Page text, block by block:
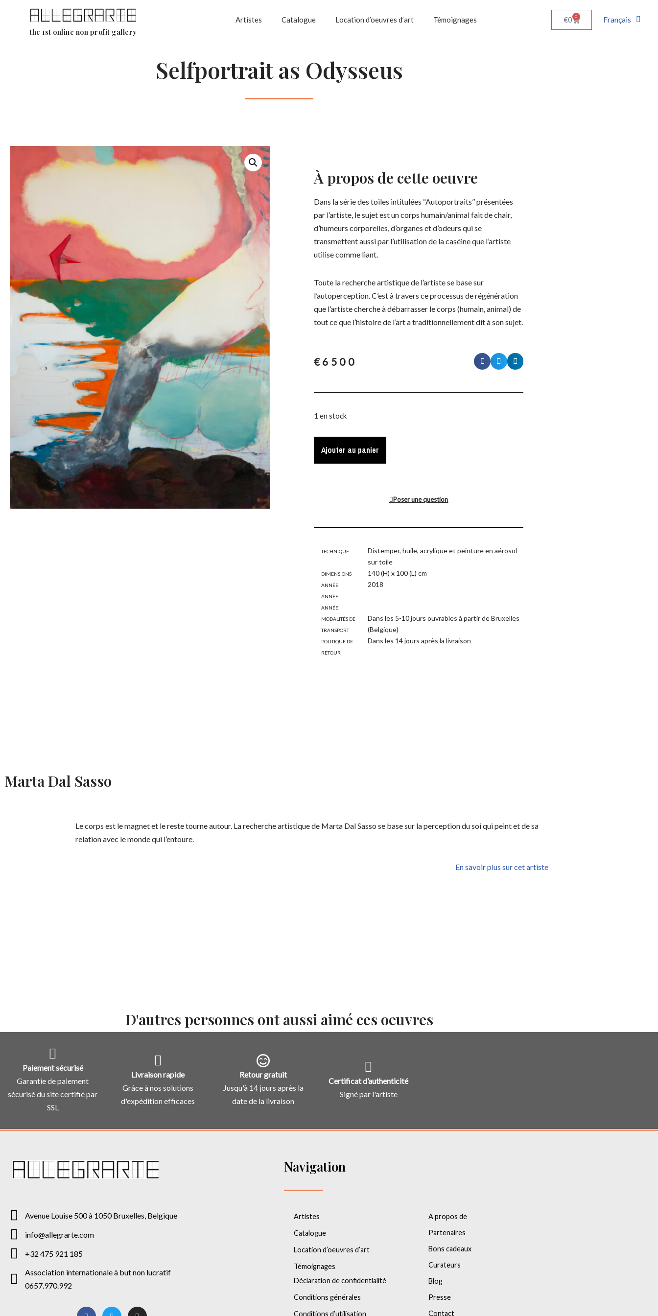
the 1st online non profit gallery
Artistes Catalogue Location d’oeuvres d’art Témoignages €0 0 Français
Selfportrait as Odysseus
À propos de cette oeuvre
Dans la série des toiles intitulées “Autoportraits’’ présentées
par l’artiste, le sujet est un corps humain/animal fait de chair,
d’humeurs corporelles, d’organes et d’odeurs qui se
transmettent aussi par l’utilisation de la caséine que l’artiste
utilise comme liant.
Toute la recherche artistique de l’artiste se base sur
l’autoperception. C’est à travers ce processus de régénération
que l’artiste cherche à débarrasser le corps (humain, animal) de
tout ce que l’histoire de l’art a traditionnellement dit à son sujet.
€ 6500
1 en stock
Ajouter au panier
Poser une question
Technique
Distemper, huile, acrylique et peinture en aérosol
sur toile
Dimensions
140 (H) x 100 (L) cm
Année
2018
Année
Année
Modalités de
transport
Dans les 5-10 jours ouvrables à partir de Bruxelles
(Belgique)
Politique de
retour
Dans les 14 jours après la livraison
Marta Dal Sasso
Le corps est le magnet et le reste tourne autour. La recherche artistique de Marta Dal Sasso se base sur la perception du soi qui peint et de sa
relation avec le monde qui l’entoure.
En savoir plus sur cet artiste
D'autres personnes ont aussi aimé ces oeuvres
Paiement sécurisé
Garantie de paiement
sécurisé du site certifié par
SSL
Livraison rapide
Grâce à nos solutions
d'expédition efficaces
Retour gratuit
Jusqu'à 14 jours après la
date de la livraison
Certificat d’authenticité
Signé par l'artiste
Avenue Louise 500 à 1050 Bruxelles, Belgique
info@allegrarte.com
+32 475 921 185
Association internationale à but non lucratif
0657.970.992
Navigation
Artistes
Catalogue
Location d’oeuvres d’art
Témoignages
Déclaration de confidentialité
Conditions générales
Conditions d’utilisation
A propos de
Partenaires
Bons cadeaux
Curateurs
Blog
Presse
Contact